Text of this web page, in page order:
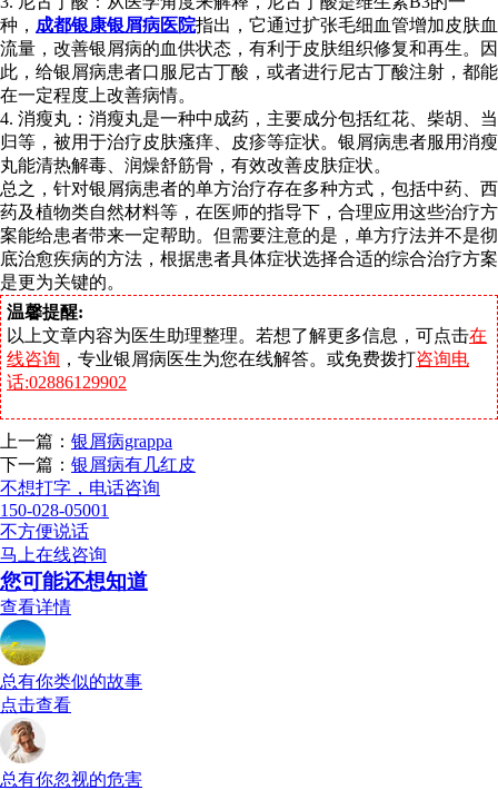
种， 成都银康银屑病医院指出，它通过扩张毛细血管增加皮肤血
流量，改善银屑病的血供状态，有利于皮肤组织修复和再生。因
此，给银屑病患者口服尼古丁酸，或者进行尼古丁酸注射，都能
在一定程度上改善病情。
4. 消瘦丸：消瘦丸是一种中成药，主要成分包括红花、柴胡、当
归等，被用于治疗皮肤瘙痒、皮疹等症状。银屑病患者服用消瘦
丸能清热解毒、润燥舒筋骨，有效改善皮肤症状。
总之，针对银屑病患者的单方治疗存在多种方式，包括中药、西
药及植物类自然材料等，在医师的指导下，合理应用这些治疗方
案能给患者带来一定帮助。但需要注意的是，单方疗法并不是彻
底治愈疾病的方法，根据患者具体症状选择合适的综合治疗方案
是更为关键的。
温馨提醒:
以上文章内容为医生助理整理。若想了解更多信息，可点击在
线咨询 ，专业银屑病医生为您在线解答。或免费拨打咨询电
话:02886129902
上一篇： 银屑病grappa
下一篇： 银屑病有几红皮
不想打字，电话咨询
150-028-05001
不方便说话
马上在线咨询
您可能还想知道
查看详情
总有你类似的故事
点击查看
总有你忽视的危害